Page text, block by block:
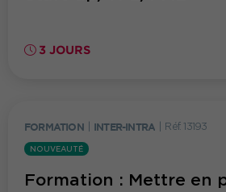
3 JOURS
FORMATION INTER-INTRA Réf. 13193
NOUVEAUTÉ
Formation : Mettre en